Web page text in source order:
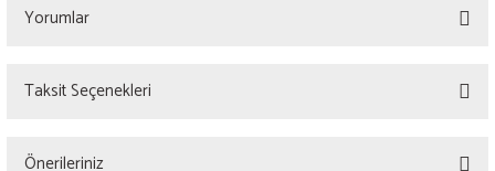
Yorumlar
Taksit Seçenekleri
Önerileriniz